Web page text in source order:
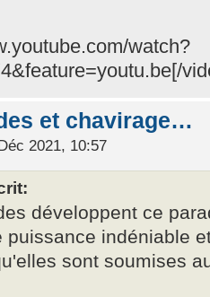
watch?
et chavirage…
2021, 10:57
développent ce
puissance indéniable
sont soumises